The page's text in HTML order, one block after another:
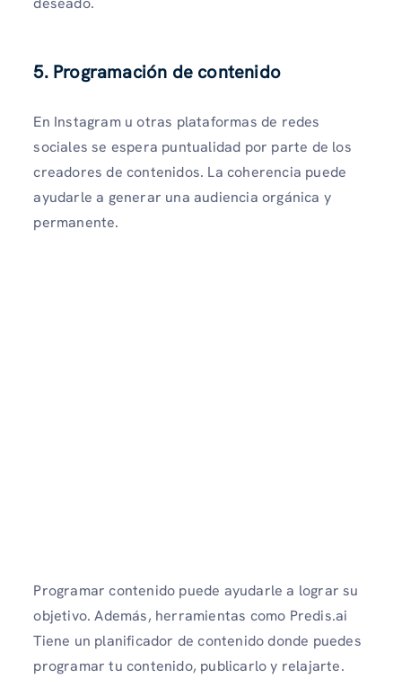
5. Programación de contenido
En Instagram u otras plataformas de redes
sociales se espera puntualidad por parte de los
creadores de contenidos. La coherencia puede
ayudarle a generar una audiencia orgánica y
permanente.
Programar contenido puede ayudarle a lograr su
objetivo. Además, herramientas como Predis.ai
Tiene un planificador de contenido donde puedes
programar tu contenido, publicarlo y relajarte.